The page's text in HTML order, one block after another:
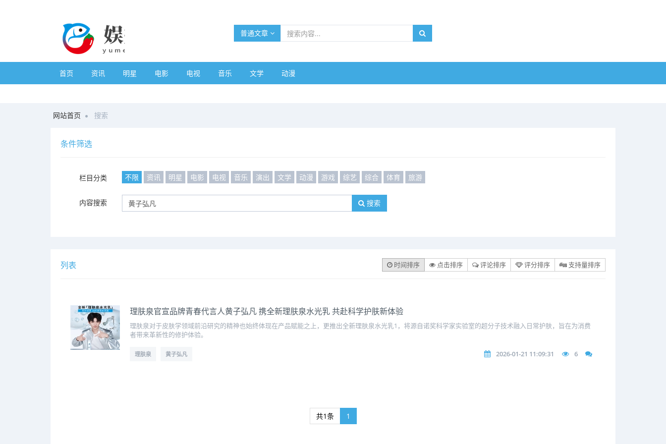
普通文章
首页 资讯 明星 电影 电视 音乐 文学 动漫
网站首页 搜索
条件筛选
栏目分类 不限 资讯 明星 电影 电视 音乐 演出 文学 动漫 游戏 综艺 综合 体育 旅游
内容搜索 搜索
列表 时间排序 点击排序 评论排序 评分排序 支持量排序
理肤泉官宣品牌青春代言人黄子弘凡 携全新理肤泉水光乳 共赴科学护肤新体验
理肤泉对于皮肤学领域前沿研究的精神也始终体现在产品赋能之上，更推出全新理肤泉水光乳1，将源自诺奖科学家实验室的超分子技术融入日常护肤，旨在为消费
者带来革新性的修护体验。
理肤泉 黄子弘凡 2026-01-21 11:09:31 6
共1条 1